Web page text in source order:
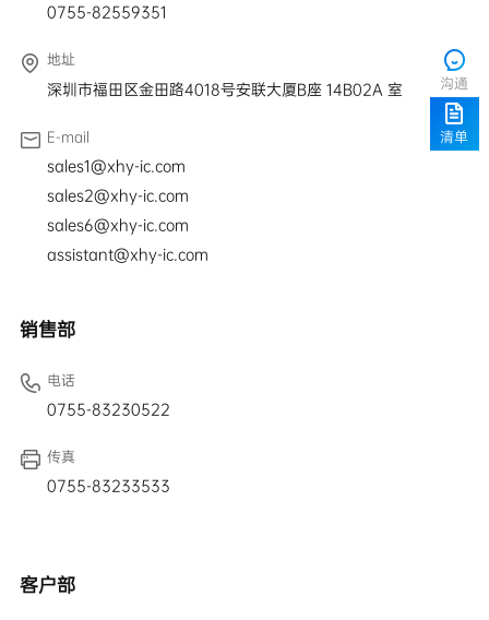
0755-82559351
地址
深圳市福田区金田路4018号安联大厦B座 14B02A 室
E-mail
sales1@xhy-ic.com
sales2@xhy-ic.com
sales6@xhy-ic.com
assistant@xhy-ic.com
销售部
电话
0755-83230522
传真
0755-83233533
客户部
沟通
清单